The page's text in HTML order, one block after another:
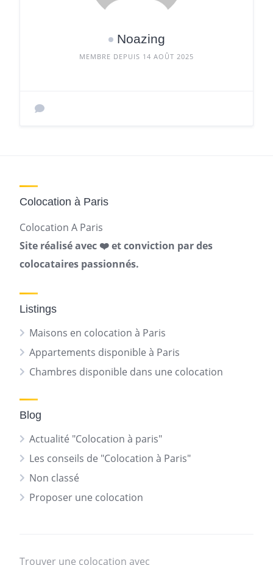
Noazing
MEMBRE DEPUIS 14 AOÛT 2025
Colocation à Paris
Colocation A Paris
Site réalisé avec ❤️ et conviction par des
colocataires passionnés.
Listings
Maisons en colocation à Paris
Appartements disponible à Paris
Chambres disponible dans une colocation
Blog
Actualité "Colocation à paris"
Les conseils de "Colocation à Paris"
Non classé
Proposer une colocation
Trouver une colocation avec